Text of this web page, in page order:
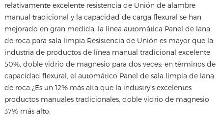
relativamente excelente resistencia de Unión de alambre
manual tradicional y la capacidad de carga flexural se han
mejorado en gran medida, la línea automática Panel de lana
de roca para sala limpia Resistencia de Unión es mayor que la
industria de productos de línea manual tradicional excelente
50%, doble vidrio de magnesio para dos veces; en términos de
capacidad flexural, el automático Panel de sala limpia de lana
de roca ¿Es un 12% más alta que la industry's excelentes
productos manuales tradicionales, doble vidrio de magnesio
37% más alto.